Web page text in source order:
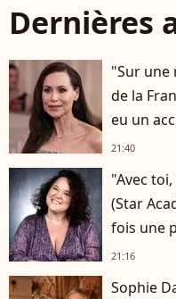
Dernières
"Sur une
de la
eu un
21:40
"Avec
(Star
fois une
21:16
Sophie